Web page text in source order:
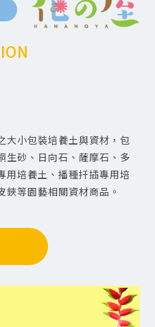
大小包裝培養土與資材，包
生砂、日向石、薩摩石、多
用培養土、播種扦插專用培
鋏等園藝相關資材商品。